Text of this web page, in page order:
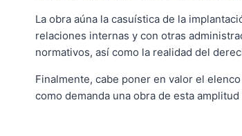
La obra aúna la casuística de la
relaciones internas y con otras
normativos, así como la realidad del
Finalmente, cabe poner en valor el
como demanda una obra de esta amplitud